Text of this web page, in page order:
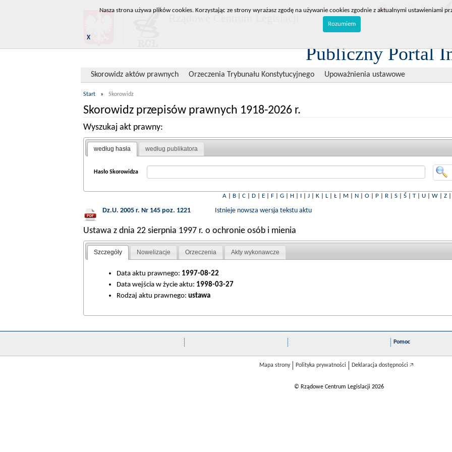
BIP RPL
Publiczny Portal
Skorowidz aktów prawnych Orzeczenia Trybunału Konstytucyjnego Upoważnienia ustawowe
Start » Skorowidz
Skorowidz przepisów prawnych 1918-2026 r.
Wyszukaj akt prawny:
według hasła według publikatora
Hasło Skorowidza
A| B| C| D| E| F| G| H| I| J| K| L| Ł| M N| O| P| R| S| Ś| T| U| W| Z|
Dz.U. 2005 r. Nr 145 poz. 1221 Istnieje nowsza wersja tekstu aktu
Ustawa z dnia 22 sierpnia 1997 r. o ochronie osób i mienia
Szczegóły Nowelizacje Orzeczenia Akty wykonawcze
Data aktu prawnego: 1997-08-22
Data wejścia w życie aktu: 1998-03-27
Rodzaj aktu prawnego: ustawa
Pomoc
Mapa strony Polityka prywatności Deklaracja dostępności 🡥
© Rządowe Centrum Legislacji 2026
Nasza strona używa plików cookies. Korzystając ze strony wyrażasz zgodę na używanie cookies zgodnie z aktualnymi ustawieniami
Rozumiem
X